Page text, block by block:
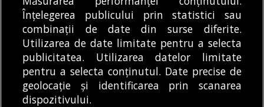
© Copyright 2025 - Buletin de București.
Găzduit dePresslabs.com. Powered by TRS Design.
Despre
Noi
Media
Kit
Politică De
Confidențialitate
Cookie
Policy (EU)
Cookie
Policy
Înțelegerea publicului prin statistici sau
combinații de date din surse diferite.
Utilizarea de date limitate pentru a selecta
publicitatea. Utilizarea datelor limitate
pentru a selecta conținutul. Date precise de
geolocație și identificarea prin scanarea
dispozitivului.